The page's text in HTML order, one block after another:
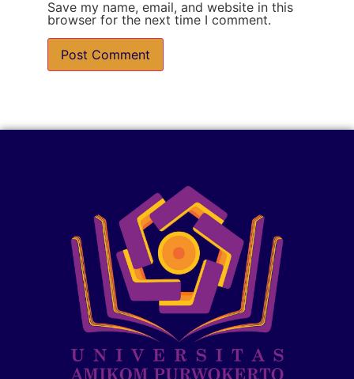
Save my name, email, and website in this
browser for the next time I comment.